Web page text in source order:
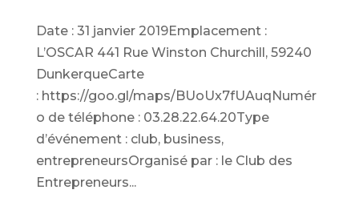
Date : 31 janvier 2019Emplacement :
L’OSCAR 441 Rue Winston Churchill, 59240
DunkerqueCarte
: https://goo.gl/maps/BUoUx7fUAuqNumér
o de téléphone : 03.28.22.64.20Type
d’événement : club, business,
entrepreneursOrganisé par : le Club des
Entrepreneurs...